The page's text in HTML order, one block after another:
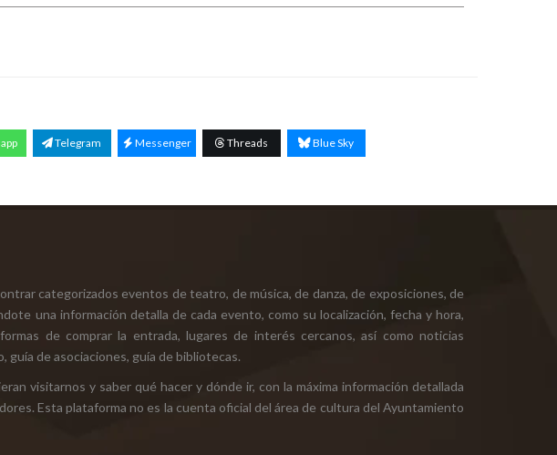
Telegram Messenger Threads Blue Sky
categorizados eventos de teatro, de música, de danza, de exposiciones, de
una información detalla de cada evento, como su localización, fecha y hora,
de comprar la entrada, lugares de interés cercanos, así como noticias
guía de asociaciones, guía de bibliotecas.
visitarnos y saber qué hacer y dónde ir, con la máxima información detallada
Esta plataforma no es la cuenta oficial del área de cultura del Ayuntamiento